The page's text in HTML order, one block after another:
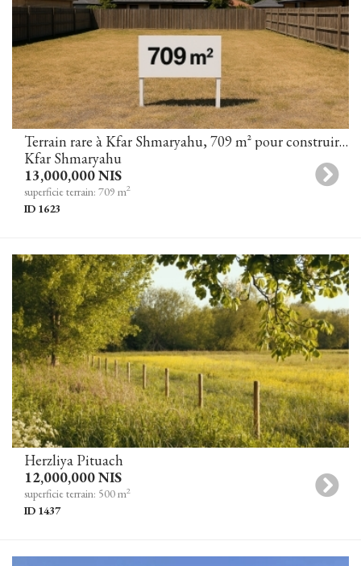
Terrain rare à Kfar Shmaryahu, 709 m² pour construire la maison de vos rêves
Kfar Shmaryahu
13,000,000 NIS
superficie terrain: 709 m2
ID 1623
Herzliya Pituach
12,000,000 NIS
superficie terrain: 500 m2
ID 1437